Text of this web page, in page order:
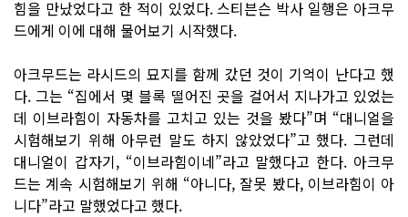
힘을 만났었다고 한 적이 있었다. 스티븐슨 박사 일행은 아크무
드에게 이에 대해 물어보기 시작했다.
아크무드는 라시드의 묘지를 함께 갔던 것이 기억이 난다고 했
다. 그는 “집에서 몇 블록 떨어진 곳을 걸어서 지나가고 있었는
데 이브라힘이 자동차를 고치고 있는 것을 봤다”며 “대니얼을
시험해보기 위해 아무런 말도 하지 않았었다”고 했다. 그런데
대니얼이 갑자기, “이브라힘이네”라고 말했다고 한다. 아크무
드는 계속 시험해보기 위해 “아니다, 잘못 봤다, 이브라힘이 아
니다”라고 말했었다고 했다.